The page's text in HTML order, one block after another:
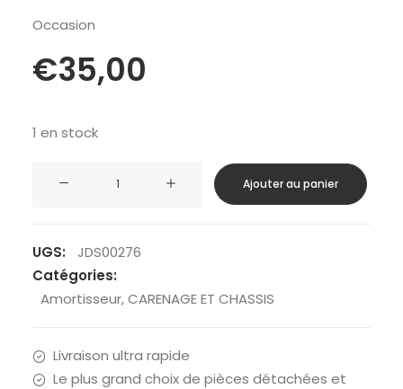
Occasion
€35,00
1 en stock
Ajouter au panier
UGS:
JDS00276
Catégories:
Amortisseur,CARENAGE ET CHASSIS
Livraison ultra rapide
Le plus grand choix de pièces détachées et